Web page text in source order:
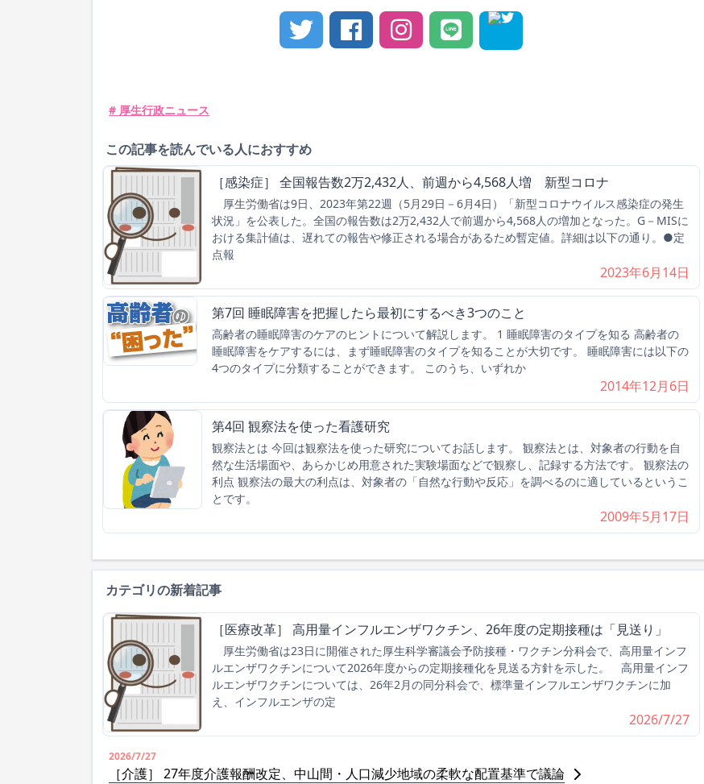
# 厚生行政ニュース
この記事を読んでいる人におすすめ
［感染症］ 全国報告数2万2,432人、前週から4,568人増 新型コロナ
厚生労働省は9日、2023年第22週（5月29日－6月4日）「新型コロナウイルス感染症の発生
状況」を公表した。全国の報告数は2万2,432人で前週から4,568人の増加となった。G－MISに
おける集計値は、遅れての報告や修正される場合があるため暫定値。詳細は以下の通り。●定
点報
2023年6月14日
第7回 睡眠障害を把握したら最初にするべき3つのこと
高齢者の睡眠障害のケアのヒントについて解説します。 1 睡眠障害のタイプを知る 高齢者の
睡眠障害をケアするには、まず睡眠障害のタイプを知ることが大切です。 睡眠障害には以下の
4つのタイプに分類することができます。 このうち、いずれか
2014年12月6日
第4回 観察法を使った看護研究
観察法とは 今回は観察法を使った研究についてお話します。 観察法とは、対象者の行動を自
然な生活場面や、あらかじめ用意された実験場面などで観察し、記録する方法です。 観察法の
利点 観察法の最大の利点は、対象者の「自然な行動や反応」を調べるのに適しているというこ
とです。
2009年5月17日
カテゴリの新着記事
［医療改革］ 高用量インフルエンザワクチン、26年度の定期接種は「見送り」
厚生労働省は23日に開催された厚生科学審議会予防接種・ワクチン分科会で、高用量インフ
ルエンザワクチンについて2026年度からの定期接種化を見送る方針を示した。 高用量インフ
ルエンザワクチンについては、26年2月の同分科会で、標準量インフルエンザワクチンに加
え、インフルエンザの定
2026/7/27
2026/7/27
［介護］ 27年度介護報酬改定、中山間・人口減少地域の柔軟な配置基準で議論